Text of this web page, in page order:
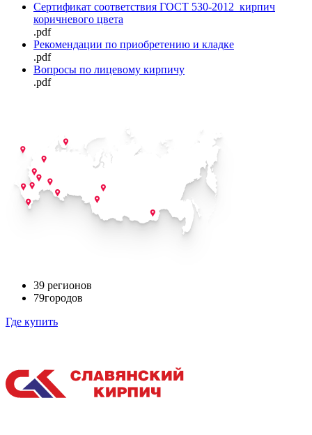
Сертификат соответствия ГОСТ 530-2012_кирпич
коричневого цвета
.pdf
Рекомендации по приобретению и кладке
.pdf
Вопросы по лицевому кирпичу
.pdf
39 регионов
79городов
Где купить